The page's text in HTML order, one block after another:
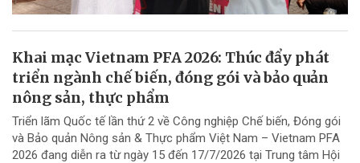
Khai mạc Vietnam PFA 2026: Thúc đẩy phát
triển ngành chế biến, đóng gói và bảo quản
nông sản, thực phẩm
Triển lãm Quốc tế lần thứ 2 về Công nghiệp Chế biến, Đóng gói
và Bảo quản Nông sản & Thực phẩm Việt Nam – Vietnam PFA
2026 đang diễn ra từ ngày 15 đến 17/7/2026 tại Trung tâm Hội